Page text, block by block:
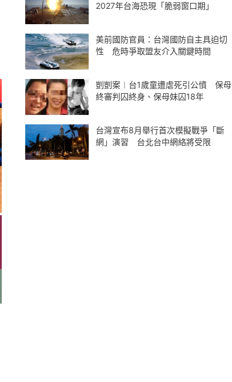
2027年台海恐現「脆弱窗口期」
美前國防官員：台灣國防自主具迫切
性 危時爭取盟友介入關鍵時間
剴剴案︱台1歲童遭虐死引公憤 保母
終審判囚終身、保母妹囚18年
台灣宣布8月舉行首次模擬戰爭「斷
網」演習 台北台中網絡將受限